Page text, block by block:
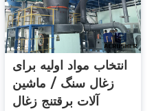
انتخاب مواد اولیه برای
زغال سنگ / ماشین
آلات برقتنج زغال